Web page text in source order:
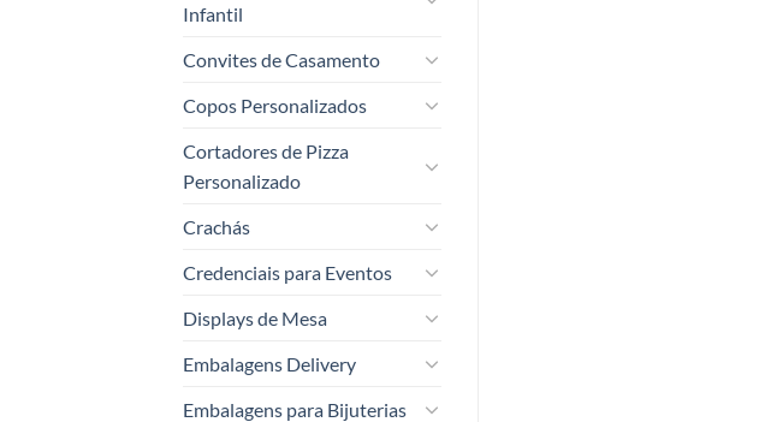
Infantil
Convites de Casamento
Copos Personalizados
Cortadores de Pizza
Personalizado
Crachás
Credenciais para Eventos
Displays de Mesa
Embalagens Delivery
Embalagens para Bijuterias